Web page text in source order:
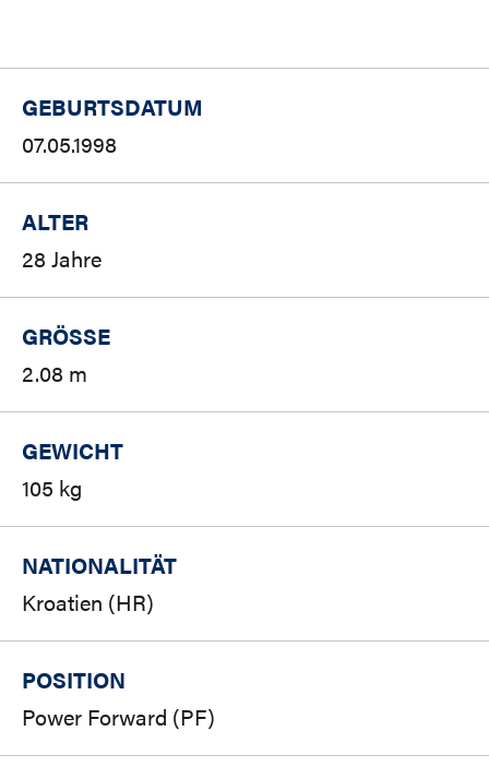
GEBURTSDATUM
07.05.1998
ALTER
28 Jahre
GRÖSSE
2.08 m
GEWICHT
105 kg
NATIONALITÄT
Kroatien (HR)
POSITION
Power Forward (PF)